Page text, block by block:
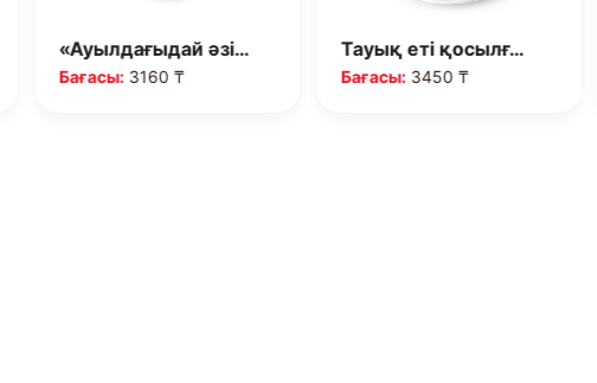
«Ауылдағыдай әзі…
Бағасы:3160 ₸
Тауық еті қосылғ…
Бағасы:3450 ₸